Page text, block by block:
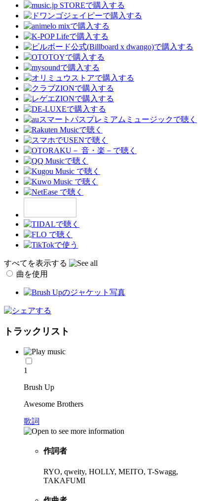
すべてを表示する
曲を使用
トラックリスト
1
Brush Up
Awesome Brothers
歌詞
作詞者
RYO, qweity, HOLLY, MEITO, T-Swagg,
TAKAFUMI